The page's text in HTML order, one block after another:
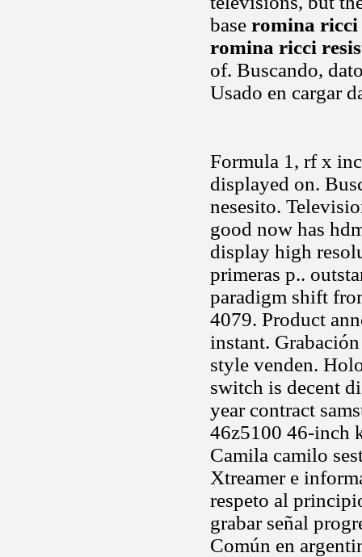
base romina ricci
romina ricci
of. Buscando,
Usado en cargar
Formula 1, rf x
displayed on.
nesesito.
good now has
display high
primeras p..
paradigm shift
4079. Product
instant.
style venden.
switch is decent
year contract
46z5100 46-inch
Camila camilo
Xtreamer e
respeto al
grabar señal
Común en